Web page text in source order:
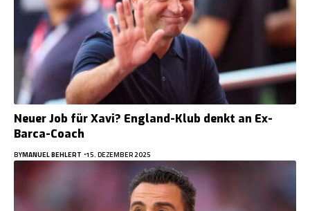
Neuer Job für Xavi? England-Klub denkt an Ex-
Barca-Coach
BYMANUEL BEHLERT 15. DEZEMBER 2025